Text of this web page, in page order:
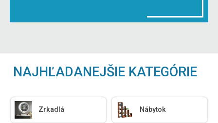
NAJHĽADANEJŠIE KATEGÓRIE
Zrkadlá Nábytok